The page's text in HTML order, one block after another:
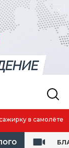
в самолёте